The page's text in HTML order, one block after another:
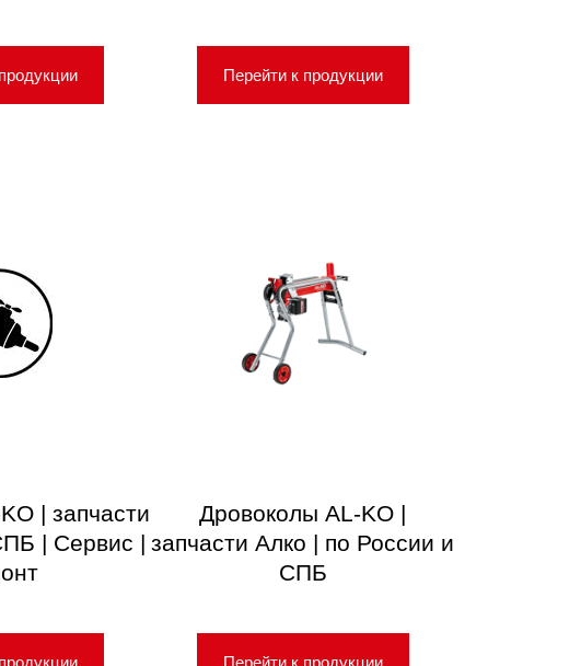
Перейти к продукции
| запчасти
| Сервис |
Дровоколы AL-KO |
запчасти Алко | по России и
СПБ